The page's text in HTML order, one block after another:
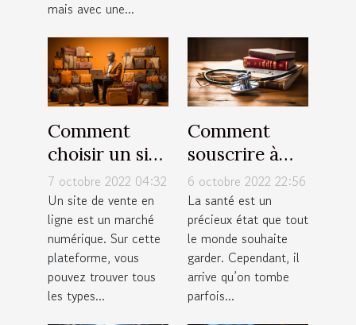
mais avec une...
Comment
choisir un site
de vente en
ligne ?
7 octobre 2022 04:32
Un site de vente en
ligne est un marché
numérique. Sur cette
plateforme, vous
pouvez trouver tous
les types...
Comment
souscrire à
une bonne
assurance
santé ?
6 octobre 2022 22:56
La santé est un
précieux état que tout
le monde souhaite
garder. Cependant, il
arrive qu’on tombe
parfois...